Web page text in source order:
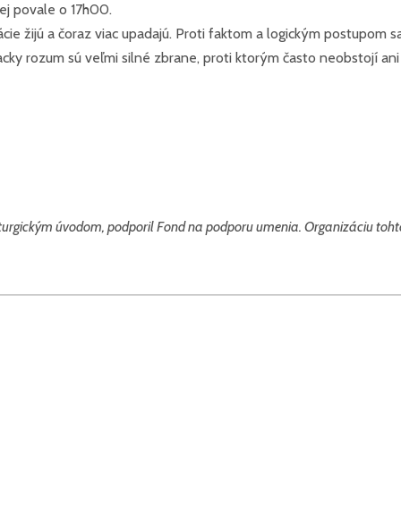
povale o 17h00.
žijú a čoraz viac upadajú. Proti faktom a logickým postupom
rozum sú veľmi silné zbrane, proti ktorým často neobstojí
úvodom, podporil Fond na podporu umenia. Organizáciu